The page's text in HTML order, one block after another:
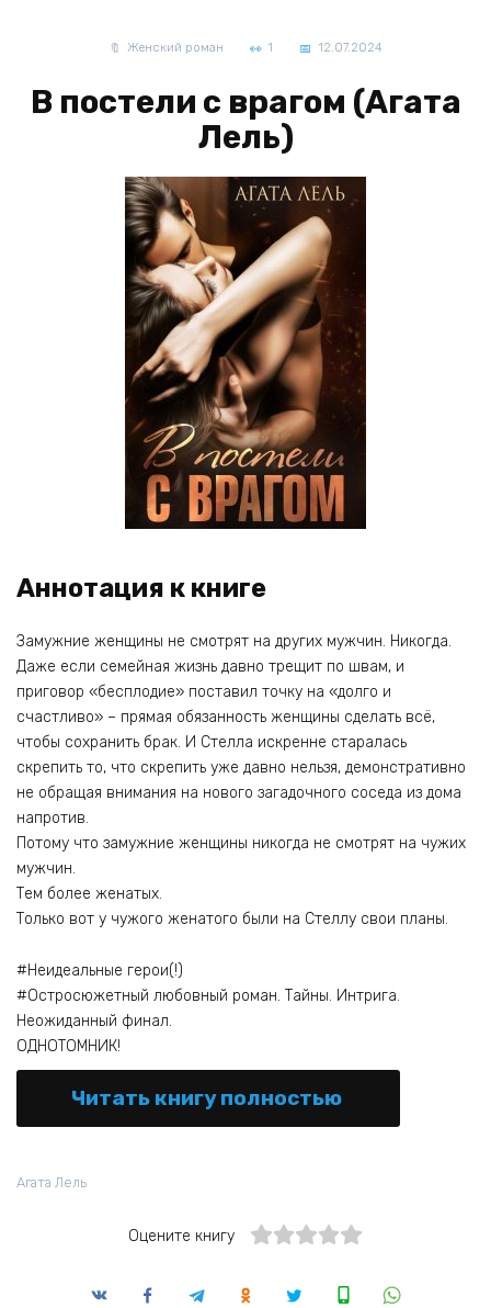
Женский роман 1 12.07.2024
В постели с врагом (Агата
Лель)
Аннотация к книге
Замужние женщины не смотрят на других мужчин. Никогда.
Даже если семейная жизнь давно трещит по швам, и
приговор «бесплодие» поставил точку на «долго и
счастливо» – прямая обязанность женщины сделать всё,
чтобы сохранить брак. И Стелла искренне старалась
скрепить то, что скрепить уже давно нельзя, демонстративно
не обращая внимания на нового загадочного соседа из дома
напротив.
Потому что замужние женщины никогда не смотрят на чужих
мужчин.
Тем более женатых.
Только вот у чужого женатого были на Стеллу свои планы.
#Неидеальные герои(!)
#Остросюжетный любовный роман. Тайны. Интрига.
Неожиданный финал.
ОДНОТОМНИК!
Читать книгу полностью
Агата Лель
Оцените книгу